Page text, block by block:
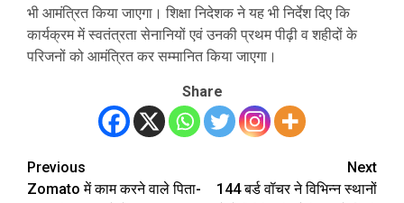
भी आमंत्रित किया जाएगा। शिक्षा निदेशक ने यह भी निर्देश दिए कि
कार्यक्रम में स्वतंत्रता सेनानियों एवं उनकी प्रथम पीढ़ी व शहीदों के
परिजनों को आमंत्रित कर सम्मानित किया जाएगा।
Share
Post
Previous
Zomato में काम करने वाले पिता-
Next
144 बर्ड वॉचर ने विभिन्न स्थानों